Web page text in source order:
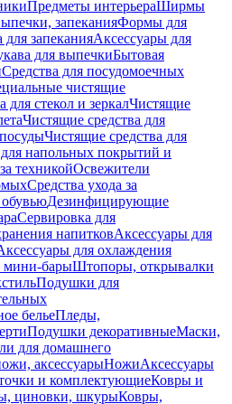
Предметы интерьераШирмы
запеканияФормы для
для запеканияАксессуары для
для выпечкиБытовая
Средства для посудомоечных
чистящие
для стекол и зеркалЧистящие
Чистящие средства для
Чистящие средства для
напольных покрытий и
техникойОсвежители
Средства ухода за
обувьюДезинфицирующие
Сервировка для
напитковАксессуары для
для охлаждения
мини-барыШтопоры, открывалки
Подушки для
бельеПледы,
Подушки декоративныеМаски,
для домашнего
аксессуарыНожиАксессуары
и комплектующиеКовры и
циновки, шкурыКовры,